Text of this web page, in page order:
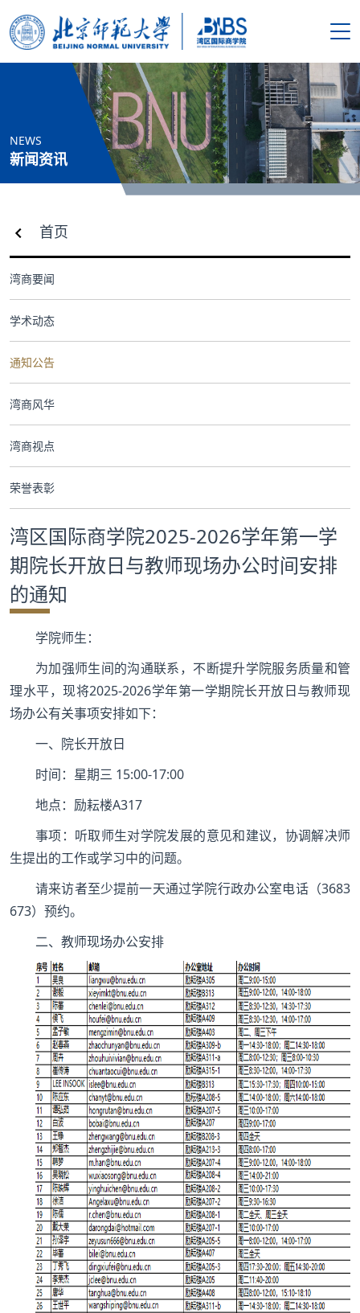
搜索
学院概况
师资队伍
人才培养
科学研究
合作交流
党群工作
校友服务
人才招聘
NEWS
新闻资讯
首页
湾商要闻
学术动态
通知公告
湾商风华
湾商视点
荣誉表彰
湾区国际商学院2025-2026学年第一学
期院长开放日与教师现场办公时间安排
的通知
学院师生：
为加强师生间的沟通联系，不断提升学院服务质量和管
理水平，现将2025-2026学年第一学期院长开放日与教师现
场办公有关事项安排如下：
一、院长开放日
时间：星期三 15:00-17:00
地点：励耘楼A317
事项：听取师生对学院发展的意见和建议，协调解决师
生提出的工作或学习中的问题。
请来访者至少提前一天通过学院行政办公室电话（3683
673）预约。
二、教师现场办公安排